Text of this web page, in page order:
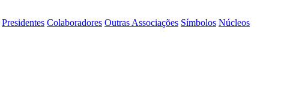
Presidentes Colaboradores Outras Associações Símbolos Núcleos